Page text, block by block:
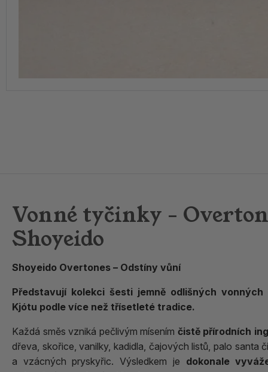
Vonné tyčinky -
Shoyeido
Shoyeido Overtones – Odstíny vůní
Představují kolekci šesti jemně odlišných
Kjótu podle více než třísetleté tradice.
Každá směs vzniká pečlivým mísením čistě přírodních
dřeva, skořice, vanilky, kadidla, čajových listů, palo santa
a vzácných pryskyřic. Výsledkem je dokonale